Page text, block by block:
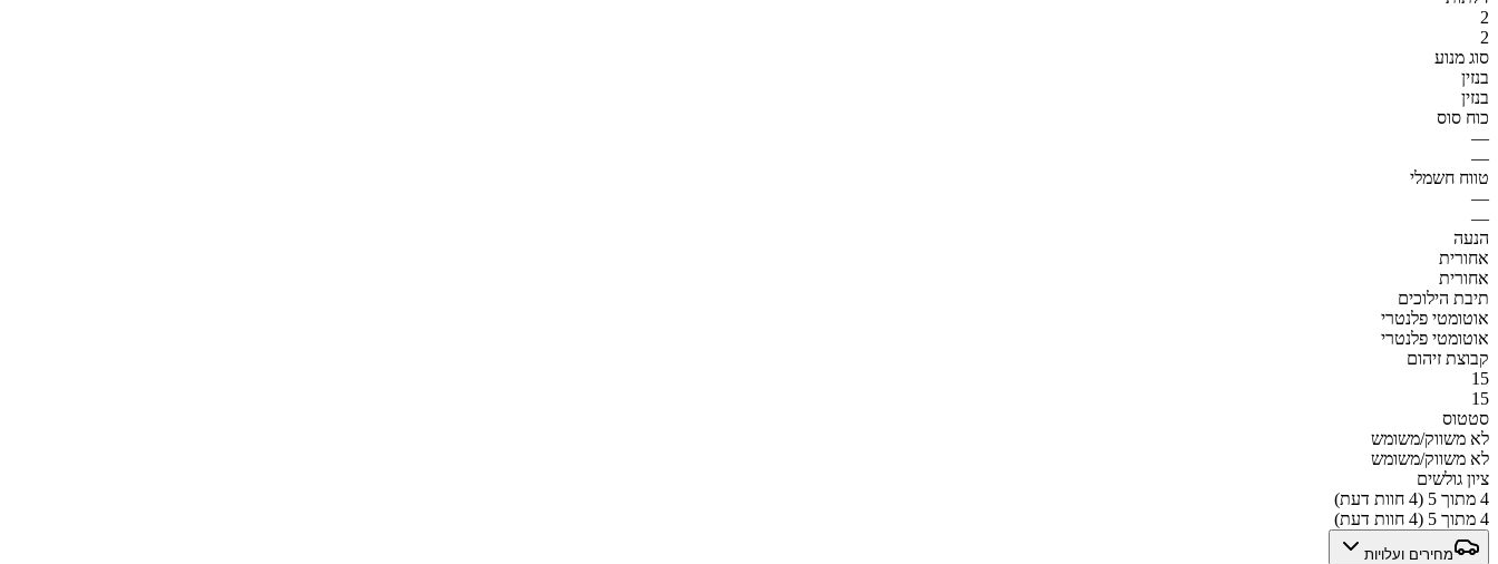
2
2
סוג מנוע
בנזין
בנזין
כוח סוס
—
—
טווח חשמלי
—
—
הנעה
אחורית
אחורית
תיבת הילוכים
אוטומטי פלנטרי
אוטומטי פלנטרי
קבוצת זיהום
15
15
סטטוס
לא משווק/משומש
לא משווק/משומש
ציון גולשים
4 מתוך 5 (4 חוות דעת)
4 מתוך 5 (4 חוות דעת)
מחירים ועלויות